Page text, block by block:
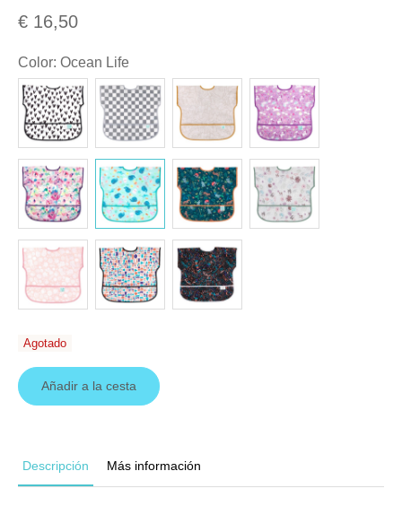
€ 16,50
Color: Ocean Life
Agotado
Añadir a la cesta
Descripción Más información